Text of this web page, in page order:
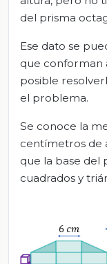
del prisma
Ese dato se
que conforman
posible
el problema.
Se conoce la
centímetros de
que la base del
cuadrados y